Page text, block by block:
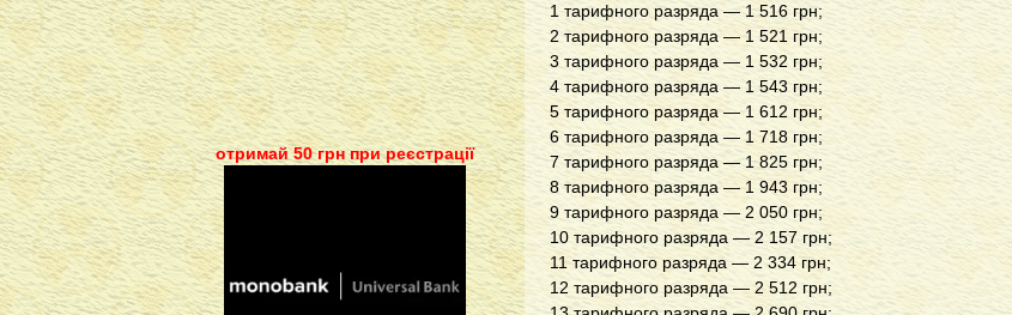
1 тарифного разряда — 1 516 грн;
2 тарифного разряда — 1 521 грн;
3 тарифного разряда — 1 532 грн;
4 тарифного разряда — 1 543 грн;
5 тарифного разряда — 1 612 грн;
6 тарифного разряда — 1 718 грн;
7 тарифного разряда — 1 825 грн;
8 тарифного разряда — 1 943 грн;
9 тарифного разряда — 2 050 грн;
10 тарифного разряда — 2 157 грн;
11 тарифного разряда — 2 334 грн;
12 тарифного разряда — 2 512 грн;
отримай 50 грн при реєстрації